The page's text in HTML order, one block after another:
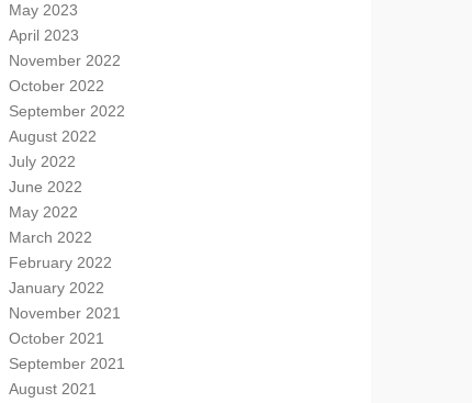
May 2023
April 2023
November 2022
October 2022
September 2022
August 2022
July 2022
June 2022
May 2022
March 2022
February 2022
January 2022
November 2021
October 2021
September 2021
August 2021